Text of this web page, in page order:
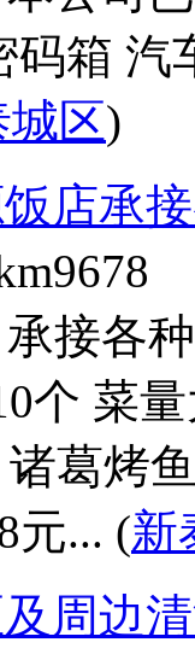
码箱
城区)
店承
接各
个 菜
葛烤
元... (新
周边